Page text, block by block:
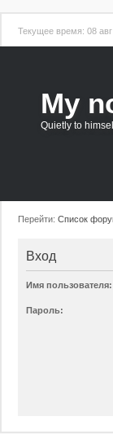
Текущее время: 08
My
Quietly to
Перейти: Список
Вход
Имя пользователя:
Пароль: